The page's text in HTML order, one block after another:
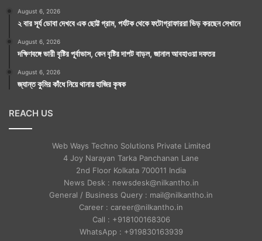
August 6, 2026
২ বার সূর্য ডোবা দেখবে এক ছোট্ট গ্রাম, পর্যটক থেকে ফটোগ্রাফাররা ভিড় করছেন সেখানে
August 6, 2026
দক্ষিণবঙ্গে ভারী বৃষ্টির পূর্বাভাস, কেন বৃষ্টির দাপট বাড়ল, জানাল আবহাওয়া দফতর
August 6, 2026
জ্যান্ত কুমির কাঁধে নিয়ে থানায় হাজির কৃষক
REACH US
Web Ways Techno Solutions Private Limited
4 Joy Narayan Tarka Panchanan Lane
2nd Floor Kolkata 700011 India
News Desk : newsdesk@nilkantho.in
General / Business Query : mail@nilkantho.in
Career : career@nilkantho.in
Call : +918100168306
WhatsApp : +919830163939